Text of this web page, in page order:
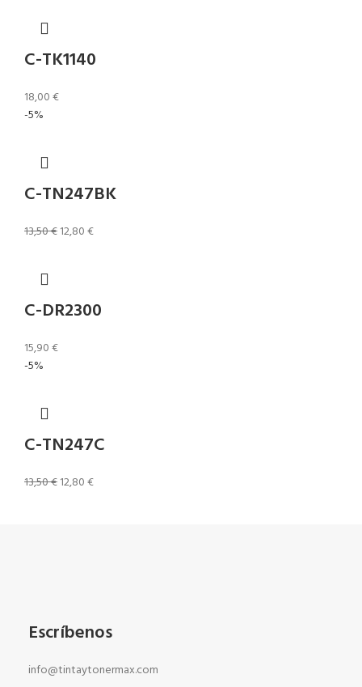
C-TK1140
18,00€
-5%
C-TN247BK
13,50€12,80€
C-DR2300
15,90€
-5%
C-TN247C
13,50€12,80€
Escríbenos
info@tintaytonermax.com